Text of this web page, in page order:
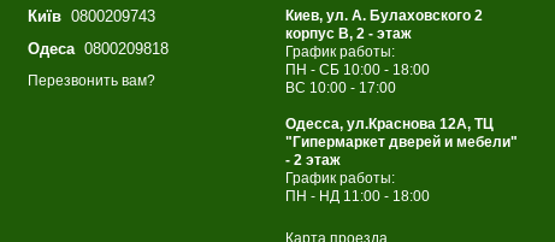
Київ 0800209743
Одеса0800209818
Перезвонить вам?
Киев, ул. А. Булаховского 2
корпус B, 2 - этаж
График работы:
ПН - СБ 10:00 - 18:00
ВС 10:00 - 17:00
Одесса, ул.Краснова 12А, ТЦ
"Гипермаркет дверей и мебели"
- 2 этаж
График работы:
ПН - НД 11:00 - 18:00
Карта проезда